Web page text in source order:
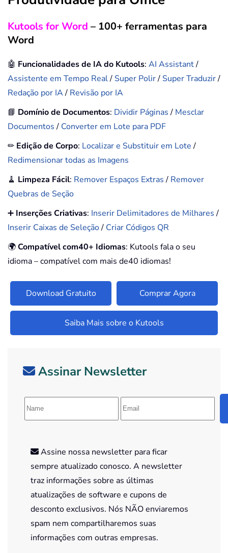
Kutools for Word – 100+ ferramentas para
Word
🤖 Funcionalidades de IA do Kutools: AI Assistant/
Assistente em Tempo Real/ Super Polir/ Super Traduzir/
Redação por IA/ Revisão por IA
📘 Domínio de Documentos: Dividir Páginas/ Mesclar
Documentos/ Converter em Lote para PDF
✏ Edição de Corpo: Localizar e Substituir em Lote/
Redimensionar todas as Imagens
🧹 Limpeza Fácil: Remover Espaços Extras/ Remover
Quebras de Seção
➕ Inserções Criativas: Inserir Delimitadores de Milhares/
Inserir Caixas de Seleção/ Criar Códigos QR
🌍Compatível com40+ Idiomas: Kutools fala o seu
idioma – compatível com mais de40 idiomas!
Download Gratuito Comprar Agora
Saiba Mais sobre o Kutools
Assinar Newsletter
Assine nossa newsletter para ficar
sempre atualizado conosco. A newsletter
traz informações sobre as últimas
atualizações de software e cupons de
desconto exclusivos. Nós NÃO enviaremos
spam nem compartilharemos suas
informações com outras empresas.